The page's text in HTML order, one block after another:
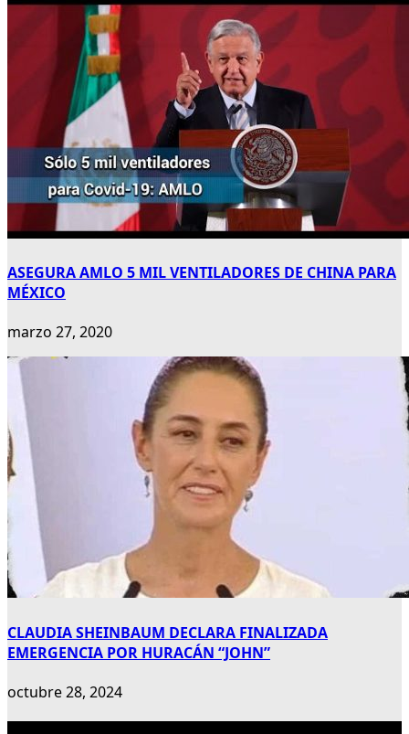
ASEGURA AMLO 5 MIL VENTILADORES DE CHINA PARA
MÉXICO
marzo 27, 2020
CLAUDIA SHEINBAUM DECLARA FINALIZADA
EMERGENCIA POR HURACÁN “JOHN”
octubre 28, 2024